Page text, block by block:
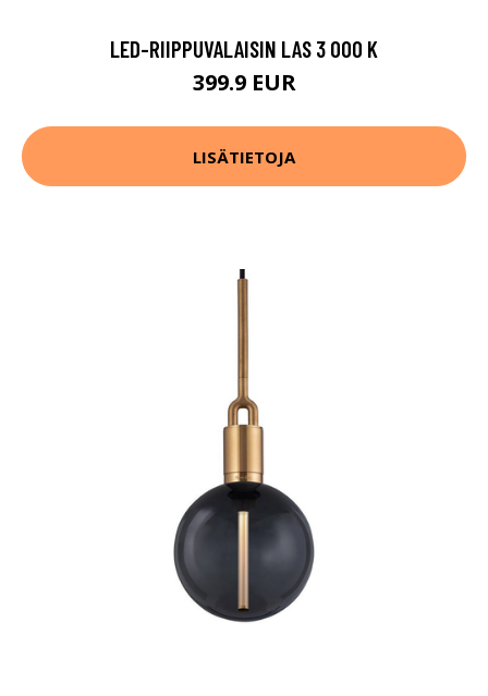
LED-RIIPPUVALAISIN LAS 3 000 K
399.9 EUR
LISÄTIETOJA